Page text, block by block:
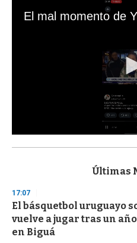
s
d
s
o
f
3
Últimas
17:07
El básquetbol uruguayo
vuelve a jugar tras un
en Biguá